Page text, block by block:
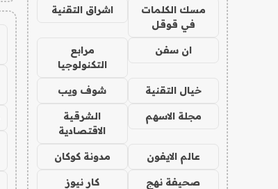
مسك الكلمات
في قوقل
اشراق التقنية
ان سفن
مرابع
التكنولوجيا
خيال التقنية شوف ويب
مجلة الاسهم
الشرقية
الاقتصادية
عالم الايفون مدونة كوكان
صحيفة نهج كار نيوز